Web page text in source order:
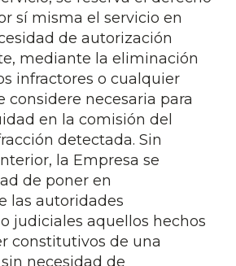
sí misma el servicio en
de autorización
mediante la eliminación
infractores o cualquier
considere necesaria para
en la comisión del
detectada. Sin
la Empresa se
de poner en
las autoridades
judiciales aquellos hechos
constitutivos de una
necesidad de